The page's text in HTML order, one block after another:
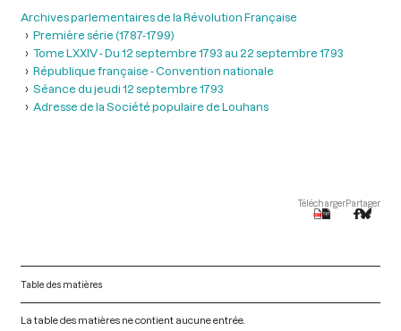
Archives parlementaires de la Révolution Française
Première série (1787-1799)
Tome LXXIV - Du 12 septembre 1793 au 22 septembre 1793
République française - Convention nationale
Séance du jeudi 12 septembre 1793
Adresse de la Société populaire de Louhans
TéléchargerPartager
Table des matières
La table des matières ne contient aucune entrée.